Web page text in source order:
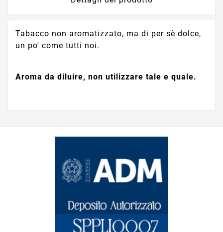
Tabacco non aromatizzato, ma di per sè dolce,
un po' come tutti noi.
Aroma da diluire, non utilizzare tale e quale.